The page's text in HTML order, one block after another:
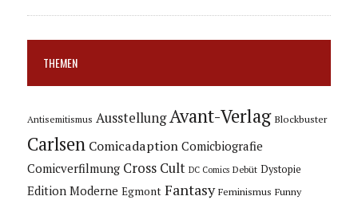
THEMEN
Antisemitismus Ausstellung Avant-Verlag Blockbuster
Carlsen Comicadaption Comicbiografie
Comicverfilmung Cross Cult DC Comics Debüt Dystopie
Edition Moderne Egmont Fantasy Feminismus Funny